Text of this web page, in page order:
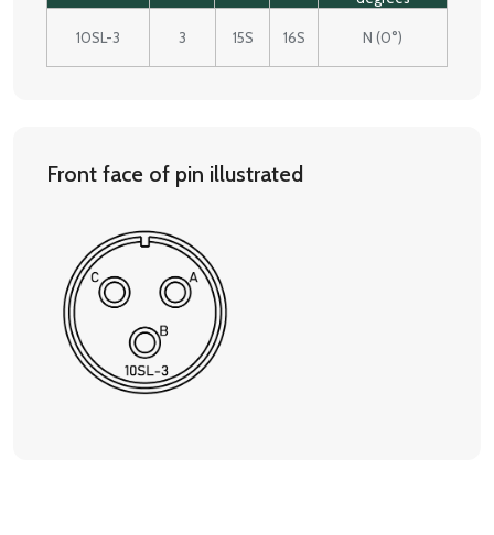
10SL-3 3 15S 16S N (0°)
Front face of pin illustrated